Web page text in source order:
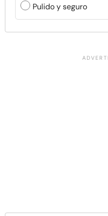
Pulido y seguro